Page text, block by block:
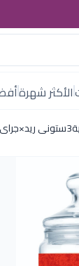
الأكثر شهرة